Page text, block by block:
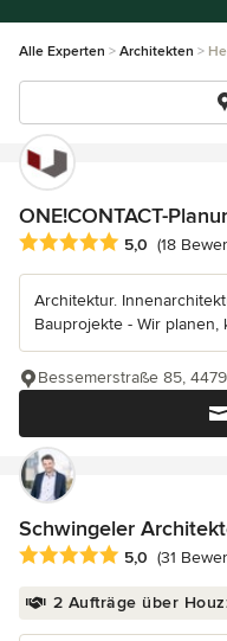
Alle Experten Architekten
ONE!CONTACT-
Durchschnittliche
5,0 (18
Architektur.
Bauprojekte - Wir
Bessemerstraße 85,
Schwingeler
Durchschnittliche
5,0 (31
2 Aufträge über